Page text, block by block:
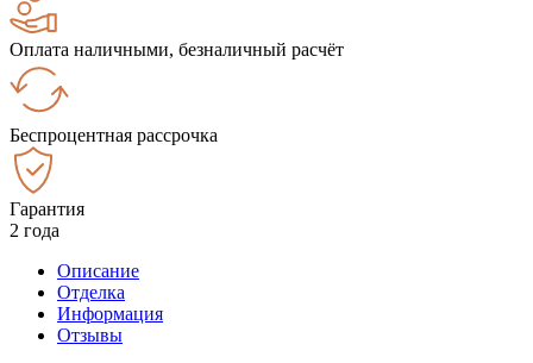
Оплата наличными, безналичный расчёт
Беспроцентная рассрочка
Гарантия
2 года
Описание
Отделка
Информация
Отзывы